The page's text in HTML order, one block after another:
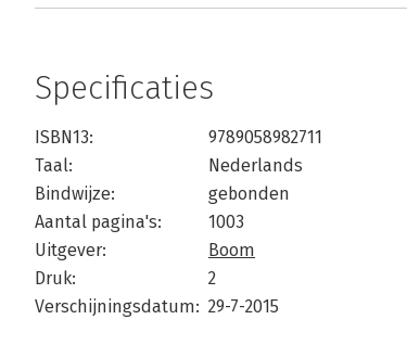
Specificaties
ISBN13:
9789058982711
Taal:
Nederlands
Bindwijze:
gebonden
Aantal pagina's:
1003
Uitgever:
Boom
Druk:
2
Verschijningsdatum: 29-7-2015